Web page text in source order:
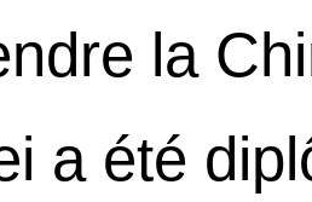
la
a été